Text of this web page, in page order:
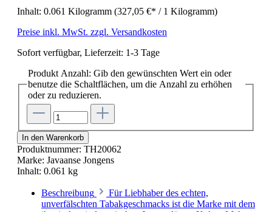
Inhalt: 0.061 Kilogramm (327,05 €* / 1 Kilogramm)
Preise inkl. MwSt. zzgl. Versandkosten
Sofort verfügbar, Lieferzeit: 1-3 Tage
Produkt Anzahl: Gib den gewünschten Wert ein oder
benutze die Schaltflächen, um die Anzahl zu erhöhen
oder zu reduzieren.
In den Warenkorb
Produktnummer: TH20062
Marke: Javaanse Jongens
Inhalt: 0.061 kg
Beschreibung
Für Liebhaber des echten,
unverfälschten Tabakgeschmacks ist die Marke mit dem